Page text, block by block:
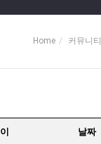
Home 커뮤니티
날짜